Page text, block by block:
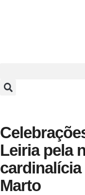
Leiria pela
Marto